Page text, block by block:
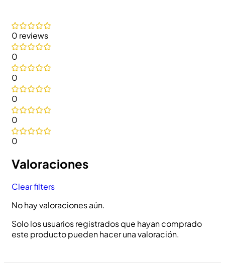
0 reviews
0
0
0
0
0
Valoraciones
Clear filters
No hay valoraciones aún.
Solo los usuarios registrados que hayan comprado
este producto pueden hacer una valoración.